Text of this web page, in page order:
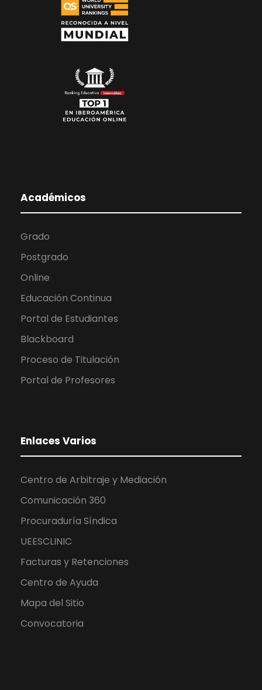
Académicos
Grado
Postgrado
Online
Educación Continua
Portal de Estudiantes
Blackboard
Proceso de Titulación
Portal de Profesores
Enlaces Varios
Centro de Arbitraje y Mediación
Comunicación 360
Procuraduría Síndica
UEESCLINIC
Facturas y Retenciones
Centro de Ayuda
Mapa del Sitio
Convocatoria